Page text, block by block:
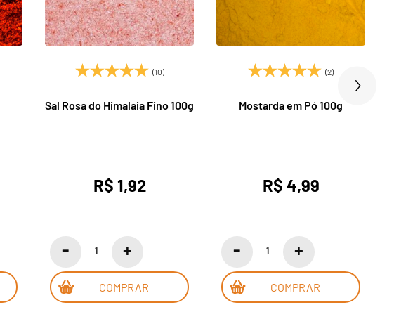
(10)
Sal Rosa do Himalaia Fino 100g
R$ 1,92
COMPRAR
(2)
Mostarda em Pó 100g
R$ 4,99
COMPRAR